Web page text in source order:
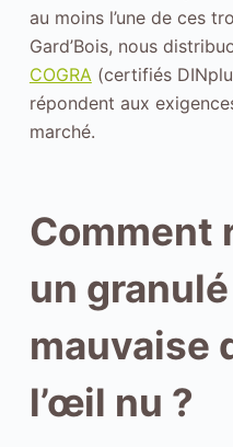
au moins l’une de ces
Gard’Bois, nous
COGRA (certifiés
répondent aux
marché.
Comment
un
mauvaise
l’œil nu ?
o
n
c
t
i
n
e
m
e
n
t
d
u